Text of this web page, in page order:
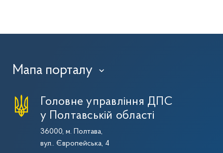
Мапа порталу ›
Головне управління ДПС
у Полтавській області
36000, м. Полтава,
вул.. Європейська, 4